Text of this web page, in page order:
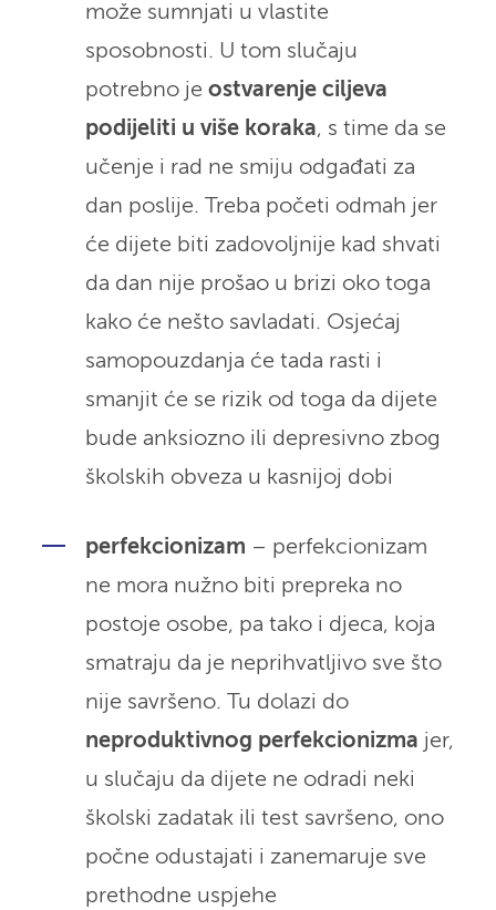
može sumnjati u vlastite
sposobnosti. U tom slučaju
potrebno je ostvarenje ciljeva
podijeliti u više koraka, s time da se
učenje i rad ne smiju odgađati za
dan poslije. Treba početi odmah jer
će dijete biti zadovoljnije kad shvati
da dan nije prošao u brizi oko toga
kako će nešto savladati. Osjećaj
samopouzdanja će tada rasti i
smanjit će se rizik od toga da dijete
bude anksiozno ili depresivno zbog
školskih obveza u kasnijoj dobi
perfekcionizam – perfekcionizam
ne mora nužno biti prepreka no
postoje osobe, pa tako i djeca, koja
smatraju da je neprihvatljivo sve što
nije savršeno. Tu dolazi do
neproduktivnog perfekcionizma jer,
u slučaju da dijete ne odradi neki
školski zadatak ili test savršeno, ono
počne odustajati i zanemaruje sve
prethodne uspjehe